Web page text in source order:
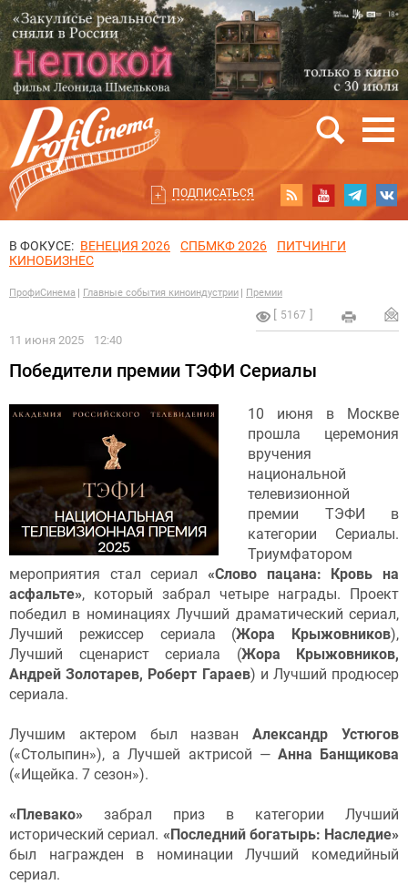
ПОДПИСАТЬСЯ
В ФОКУСЕ: ВЕНЕЦИЯ 2026 СПБМКФ 2026
ПИТЧИНГИ
КИНОБИЗНЕС
ПрофиСинема Главные события киноиндустрии Премии
5167
11 июня 2025 12:40
Победители премии ТЭФИ Сериалы
10 июня в Москве
прошла церемония
вручения
национальной
телевизионной
премии ТЭФИ в
категории Сериалы.
Триумфатором
мероприятия стал сериал «Слово пацана: Кровь на
асфальте», который забрал четыре награды. Проект
победил в номинациях Лучший драматический сериал,
Лучший режиссер сериала (Жора Крыжовников),
Лучший сценарист сериала (Жора Крыжовников,
Андрей Золотарев, Роберт Гараев) и Лучший продюсер
сериала.
Лучшим актером был названАлександр Устюгов
(«Столыпин»), а Лучшей актрисой — Анна Банщикова
(«Ищейка. 7 сезон»).
«Плевако» забрал приз в категории Лучший
исторический сериал. «Последний богатырь: Наследие»
был награжден в номинации Лучший комедийный
сериал.